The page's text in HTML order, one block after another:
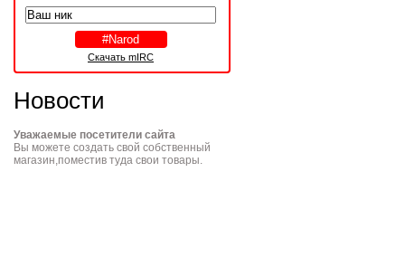
Скачать mIRC
Новости
Уважаемые посетители сайта
Вы можете создать свой собственный
магазин,поместив туда свои товары.